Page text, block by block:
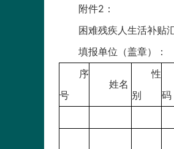
附件2：
困难残疾人生活补贴
填报单位
序
号
姓名
性
别
码